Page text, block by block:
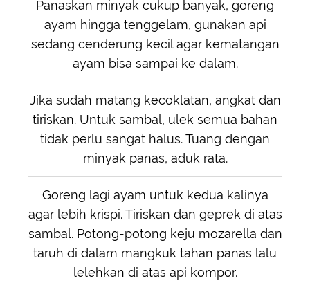
Panaskan minyak cukup banyak, goreng
ayam hingga tenggelam, gunakan api
sedang cenderung kecil agar kematangan
ayam bisa sampai ke dalam.
Jika sudah matang kecoklatan, angkat dan
tiriskan. Untuk sambal, ulek semua bahan
tidak perlu sangat halus. Tuang dengan
minyak panas, aduk rata.
Goreng lagi ayam untuk kedua kalinya
agar lebih krispi. Tiriskan dan geprek di atas
sambal. Potong-potong keju mozarella dan
taruh di dalam mangkuk tahan panas lalu
lelehkan di atas api kompor.